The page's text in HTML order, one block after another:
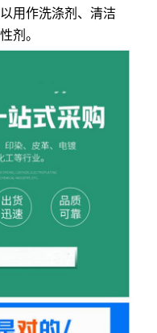
用作洗涤剂、清洁
剂。